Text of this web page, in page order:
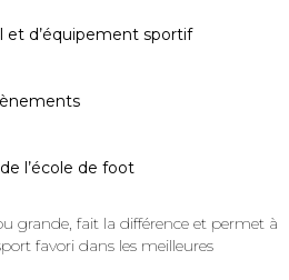
et d’équipement sportif
l’école de foot
grande, fait la différence et permet à
favori dans les meilleures